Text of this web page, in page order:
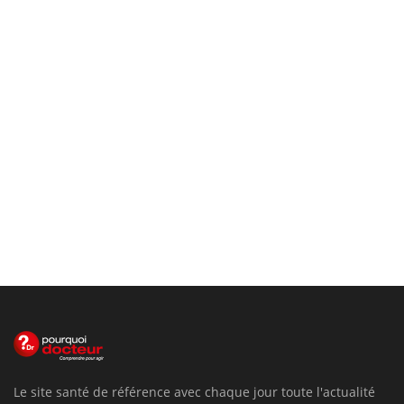
Le site santé de référence avec chaque jour toute l'actualité